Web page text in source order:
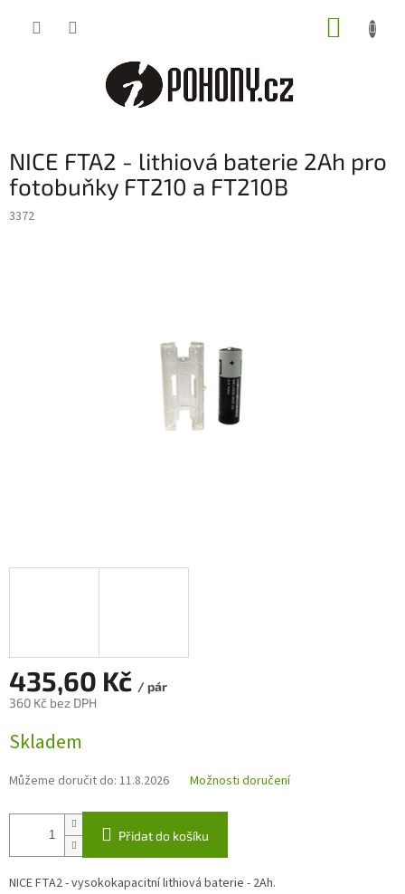
NICE FTA2 - lithiová baterie 2Ah pro
fotobuňky FT210 a FT210B
3372
435,60 Kč / pár
360 Kč bez DPH
cena:
Skladem
Můžeme doručit do: 11.8.2026 Možnosti doručení
Přidat do košíku
NICE FTA2 - vysokokapacitní lithiová baterie - 2Ah.